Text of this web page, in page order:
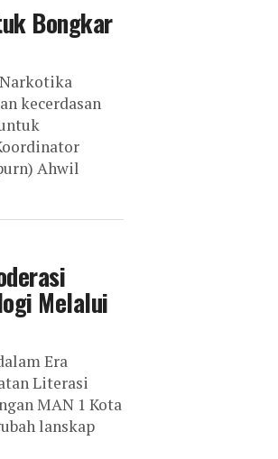
Bongkar
Narkotika
kecerdasan
Ahwil
Melalui
Era
Literasi
MAN 1 Kota
lanskap